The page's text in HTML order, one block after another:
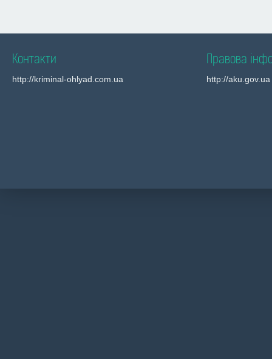
Контакти
http://kriminal-ohlyad.com.ua
Правова
http://aku.gov.ua